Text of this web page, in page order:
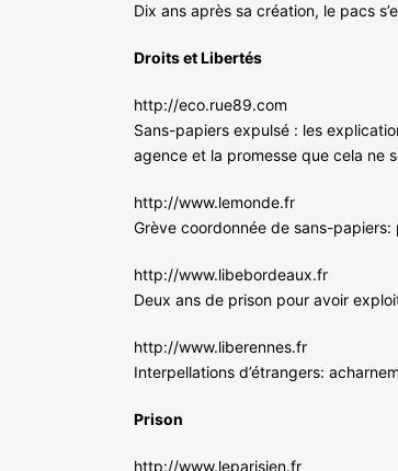
Dix ans après sa création, le pacs
Droits et Libertés
http://eco.rue89.com
Sans-papiers expulsé : les
agence et la promesse que cela ne
http://www.lemonde.fr
Grève coordonnée de sans-
http://www.libebordeaux.fr
Deux ans de prison pour avoir
http://www.liberennes.fr
Interpellations d’étrangers:
Prison
http://www.leparisien.fr